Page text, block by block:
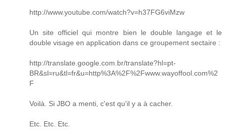
http://www.youtube.com/watch?v=h37FG6viMzw
Un site officiel qui montre bien le double langage et le
double visage en application dans ce groupement sectaire :
http://translate.google.com.br/translate?hl=pt-
BR&sl=ru&tl=fr&u=http%3A%2F%2Fwww.wayoffool.com%2
F
Voilà. Si JBO a menti, c'est qu'il y a à cacher.
Etc. Etc. Etc.